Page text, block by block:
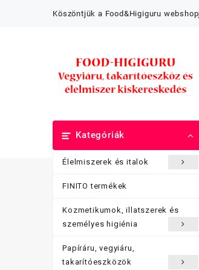
Köszöntjük a Food&Higiguru
Kategóriák
Élelmiszerek és italok
FINITO termékek
Kozmetikumok, illatszerek és
személyes higiénia
Papíráru, vegyiáru,
takarítóeszközök